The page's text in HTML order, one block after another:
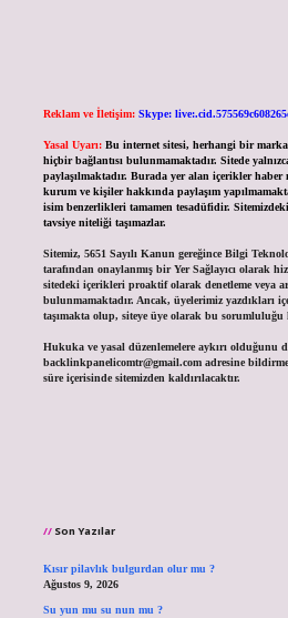
Reklam ve İletişim: Skype:
Yasal Uyarı: Bu internet sitesi, herhangi bir
hiçbir bağlantısı bulunmamaktadır. Sitede
paylaşılmaktadır. Burada yer alan içerikler haber
kurum ve kişiler hakkında paylaşım
isim benzerlikleri tamamen tesadüfidir.
tavsiye niteliği taşımazlar.
Sitemiz, 5651 Sayılı Kanun gereğince Bilgi
tarafından onaylanmış bir Yer Sağlayıcı olarak
sitedeki içerikleri proaktif olarak denetleme veya
bulunmamaktadır. Ancak, üyelerimiz yazdıkları
taşımakta olup, siteye üye olarak bu sorumluluğu
Hukuka ve yasal düzenlemelere aykırı olduğunu
backlinkpanelicomtr@gmail.comadresine
süre içerisinde sitemizden kaldırılacaktır.
Son Yazılar
Kısır pilavlık bulgurdan olur mu ?
Ağustos 9, 2026
Su yun mu su nun mu ?